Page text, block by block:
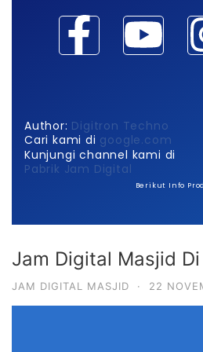
Author: Digitron Techno
Cari kami di google.com
Kunjungi channel kami di
Pabrik Jam Digital
Berikut Info
Jam Digital Masjid
JAM DIGITAL MASJID · 22